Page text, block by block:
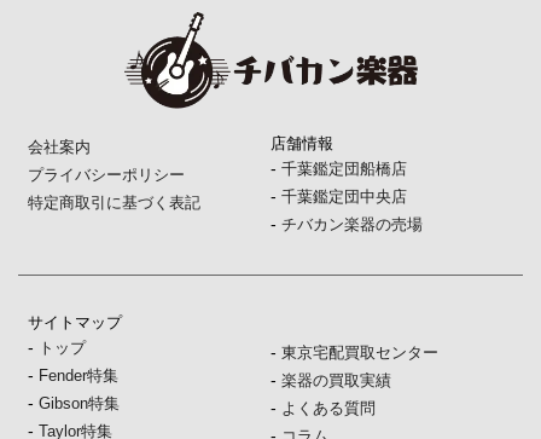
会社案内
プライバシーポリシー
特定商取引に基づく表記
店舗情報
- 千葉鑑定団船橋店
- 千葉鑑定団中央店
- チバカン楽器の売場
サイトマップ
- トップ
- Fender特集
-Gibson特集
-Taylor特集
- 東京宅配買取センター
- 楽器の買取実績
- よくある質問